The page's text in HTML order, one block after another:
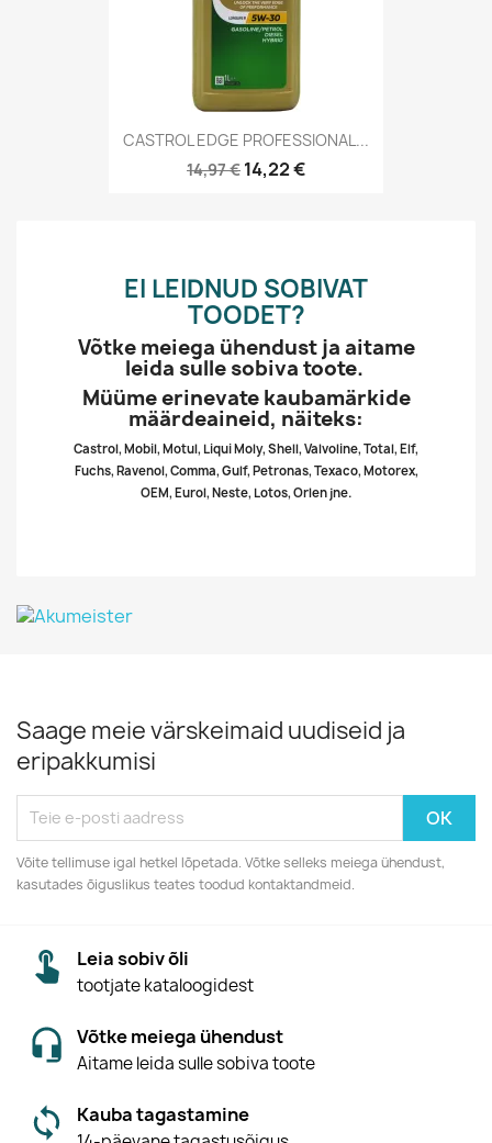
CASTROL EDGE PROFESSIONAL...
14,97 € 14,22 €
EI LEIDNUD SOBIVAT
TOODET?
Võtke meiega ühendust ja aitame
leida sulle sobiva toote.
Müüme erinevate kaubamärkide
määrdeaineid, näiteks:
Castrol, Mobil, Motul, Liqui Moly, Shell, Valvoline, Total, Elf,
Fuchs, Ravenol, Comma, Gulf, Petronas, Texaco, Motorex,
OEM, Eurol, Neste, Lotos, Orlen jne.
Saage meie värskeimaid uudiseid ja
eripakkumisi
Võite tellimuse igal hetkel lõpetada. Võtke selleks meiega ühendust,
kasutades õiguslikus teates toodud kontaktandmeid.
Leia sobiv õli
tootjate kataloogidest
Võtke meiega ühendust
Aitame leida sulle sobiva toote
Kauba tagastamine